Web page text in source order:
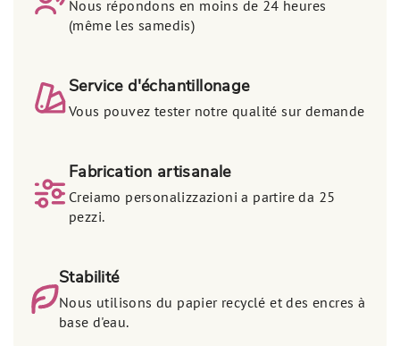
Nous répondons en moins de 24 heures
(même les samedis)
Service d'échantillonage
Vous pouvez tester notre qualité sur demande
Fabrication artisanale
Creiamo personalizzazioni a partire da 25
pezzi.
Stabilité
Nous utilisons du papier recyclé et des encres à
base d'eau.